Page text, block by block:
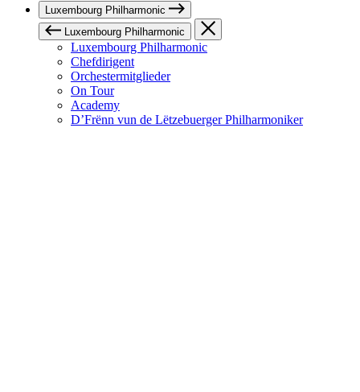
Luxembourg Philharmonic
Luxembourg Philharmonic
Luxembourg Philharmonic
Chefdirigent
Orchestermitglieder
On Tour
Academy
D’Frënn vun de Lëtzebuerger Philharmoniker